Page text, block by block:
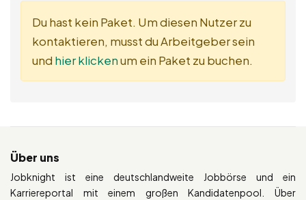
Du hast kein Paket. Um diesen Nutzer zu
kontaktieren, musst du Arbeitgeber sein
und hier klickenum ein Paket zu buchen.
Über uns
Jobknight ist eine deutschlandweite Jobbörse und ein
Karriereportal mit einem großen Kandidatenpool. Über